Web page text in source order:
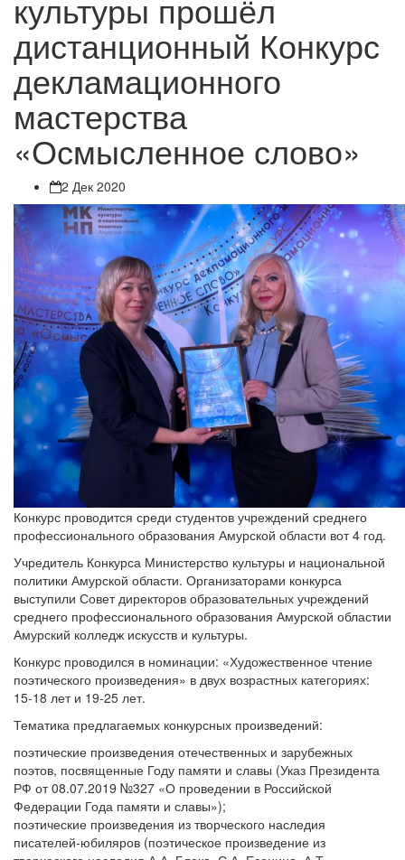
культуры прошёл
дистанционный Конкурс
декламационного
мастерства
«Осмысленное слово»
2 Дек 2020
Конкурс проводится среди студентов учреждений среднего
профессионального образования Амурской области вот 4 год.
Учредитель Конкурса Министерство культуры и национальной
политики Амурской области. Организаторами конкурса
выступили Совет директоров образовательных учреждений
среднего профессионального образования Амурской областии
Амурский колледж искусств и культуры.
Конкурс проводился в номинации: «Художественное чтение
поэтического произведения» в двух возрастных категориях:
15-18 лет и 19-25 лет.
Тематика предлагаемых конкурсных произведений:
поэтические произведения отечественных и зарубежных
поэтов, посвященные Году памяти и славы (Указ Президента
РФ от 08.07.2019 №327 «О проведении в Российской
Федерации Года памяти и славы»);
поэтические произведения из творческого наследия
писателей-юбиляров (поэтическое произведение из